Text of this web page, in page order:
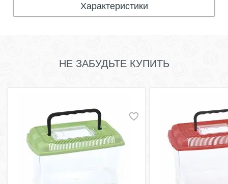
Характеристики
НЕ ЗАБУДЬТЕ КУПИТЬ